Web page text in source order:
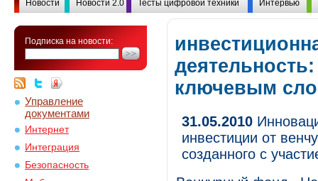
Новости Новости 2.0 Тесты цифровой техники Интервью
Подписка на новости:
Управление
документами
Интернет
Интеграция
Безопасность
ключевым
31.05.2010
инвестиции от
созданного с